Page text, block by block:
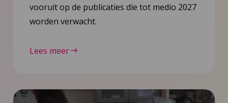
vooruit op de publicaties die tot medio 2027
worden verwacht.
Lees meer